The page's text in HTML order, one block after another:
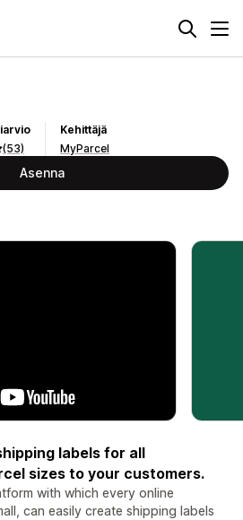
(53)
Kehittäjä
MyParcel
Asenna
labels for all
sizes to your customers.
with which every online
can easily create shipping labels